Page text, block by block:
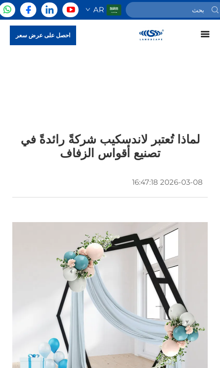
AR
احصل على عرض سعر
لماذا تُعتبر لاندسكيب شركةً رائدةً في
تصنيع أقواس الزفاف
2026-03-08 16:47:18